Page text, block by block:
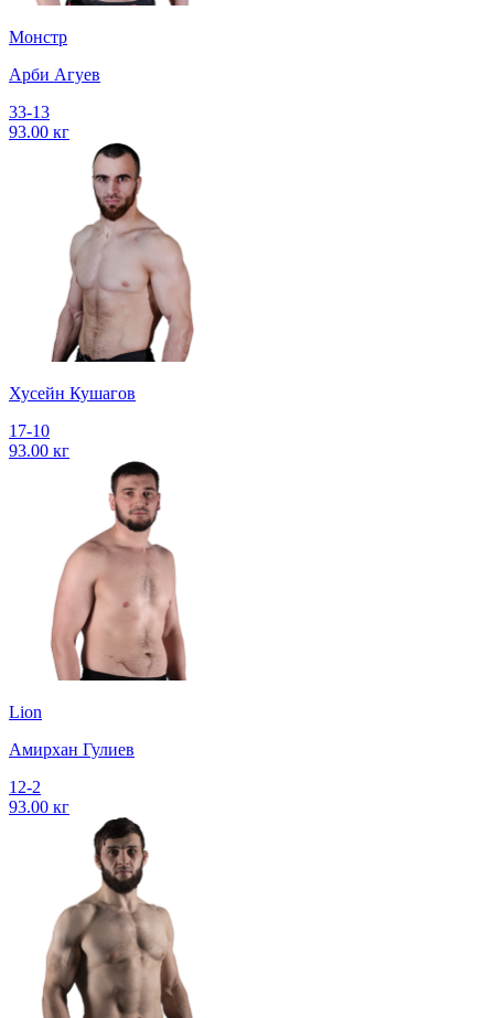
Монстр
Арби Агуев
33-13
93.00 кг
Хусейн Кушагов
17-10
93.00 кг
Lion
Амирхан Гулиев
12-2
93.00 кг